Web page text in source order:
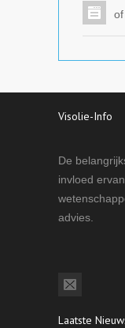
Visolie-Info
De
invloed
advies.
Laatste